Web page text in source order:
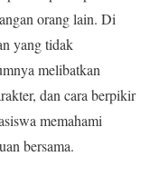
orang lain. Di
yang tidak
melibatkan
dan cara berpikir
memahami
bersama.